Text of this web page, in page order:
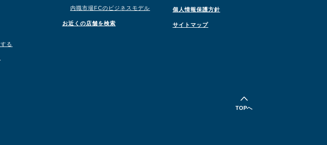
TOPへ
る
内職市場FCのビジネスモデル
お近くの店舗を検索
個人情報保護方針
サイトマップ